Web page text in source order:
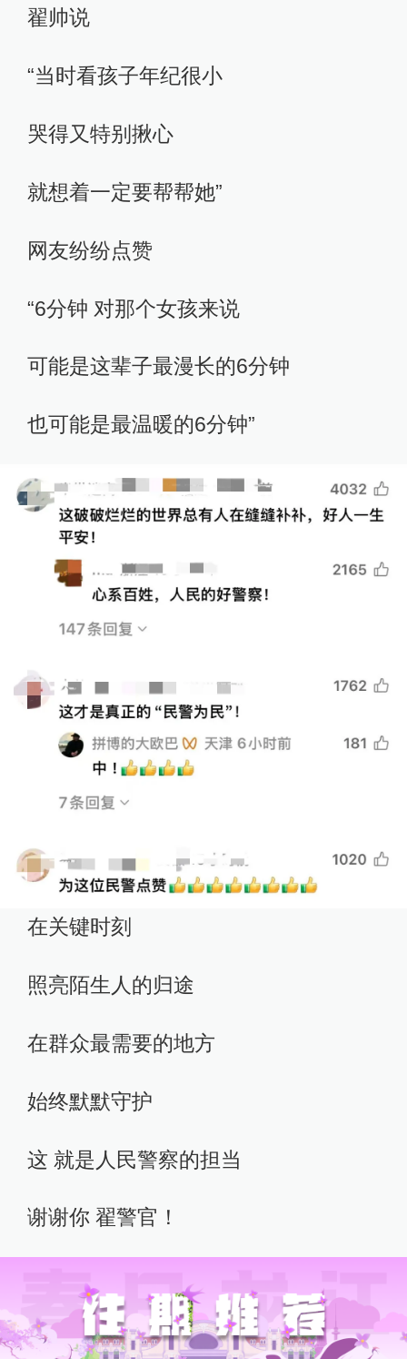
翟帅说
“当时看孩子年纪很小
哭得又特别揪心
就想着一定要帮帮她”
网友纷纷点赞
“6分钟 对那个女孩来说
可能是这辈子最漫长的6分钟
也可能是最温暖的6分钟”
在关键时刻
照亮陌生人的归途
在群众最需要的地方
始终默默守护
这 就是人民警察的担当
谢谢你 翟警官！